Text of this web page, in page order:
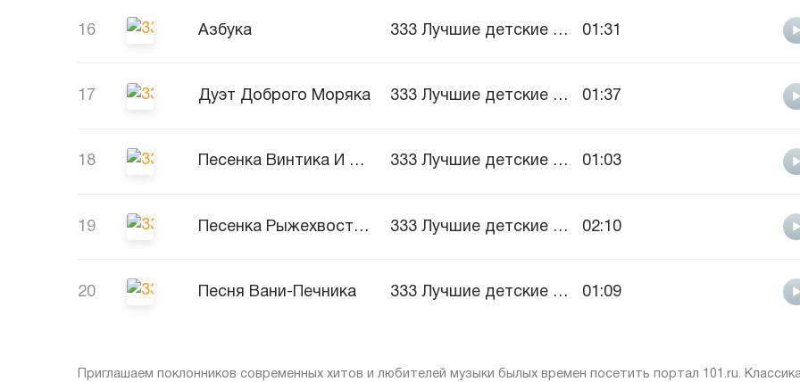
16 Азбука 333 Лучшие детские песни, vol.1 01:31
17 Дуэт Доброго Моряка 333 Лучшие детские песни, vol.1 01:37
18 Песенка Винтика И Шпунтика 333 Лучшие детские песни, vol.1 01:03
19 Песенка Рыжехвостенькой 333 Лучшие детские песни, vol.1 02:10
20 Песня Вани-Печника 333 Лучшие детские песни, vol.1 01:09
Приглашаем поклонников современных хитов и любителей музыки былых времен посетить портал 101.ru.